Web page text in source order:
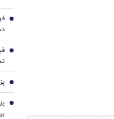
5
6
7
8